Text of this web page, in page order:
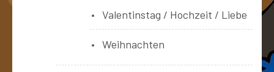
Valentinstag / Hochzeit / Liebe
Weihnachten